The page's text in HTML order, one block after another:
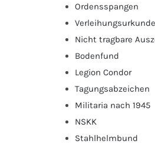
Ordensspangen
Nicht tragbare
Bodenfund
Legion Condor
Tagungsabzeichen
Militaria nach 1945
NSKK
Stahlhelmbund